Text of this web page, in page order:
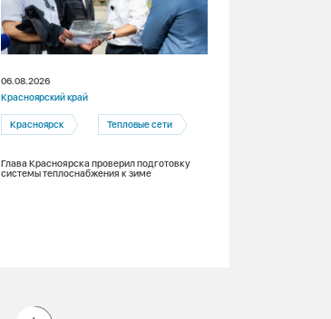
06.08.2026
Красноярский край
Красноярск Тепловые сети
Глава Красноярска проверил подготовку
системы теплоснабжения к зиме